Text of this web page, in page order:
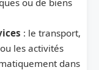
: le transport,
les activités
dans